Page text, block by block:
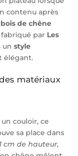
contenu après
bois de chêne
fabriqué par Les
un style
élégant.
matériaux
couloir, ce
sa place dans
cm de hauteur,